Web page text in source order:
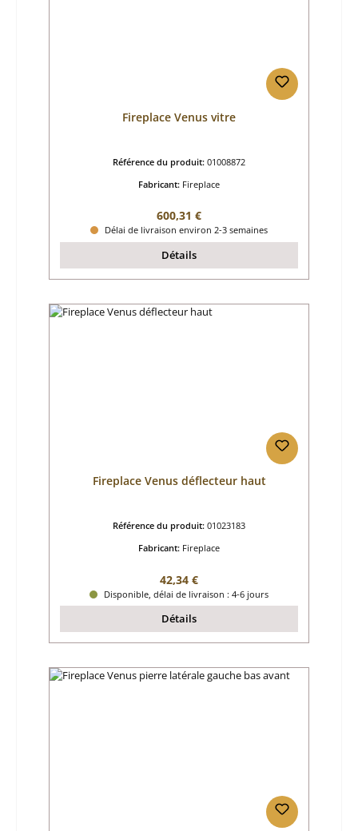
Fireplace Venus vitre
Référence du produit: 01008872
Fabricant: Fireplace
Prix régulier :
600,31 €
Délai de livraison environ 2-3 semaines
Détails
Fireplace Venus déflecteur haut
Référence du produit: 01023183
Fabricant: Fireplace
Prix régulier :
42,34 €
Disponible, délai de livraison : 4-6 jours
Détails